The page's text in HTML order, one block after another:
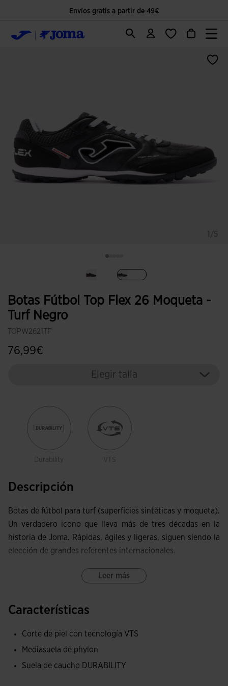
Envíos gratis a partir de 49€
Botas Fútbol Top Flex 26 Moqueta -
Turf Negro
TOPW2621TF
76,99€
Elegir talla
Durability VTS
Descripción
Botas de fútbol para turf (superficies sintéticas y moqueta).
Un verdadero icono que lleva más de tres décadas en la
historia de Joma. Rápidas, ágiles y ligeras, siguen siendo la
elección de grandes referentes internacionales.
Upper elaborado con piel. Proporciona una combinación
control del balón. Su superficie suave reduce la fricción,
garantizada con la tecnología de perforaciones VTS.
La mediasuela de phylon ofrece una combinación perfecta
Leer más
Características
Corte de piel con tecnología VTS
Mediasuela de phylon
Suela de caucho DURABILITY